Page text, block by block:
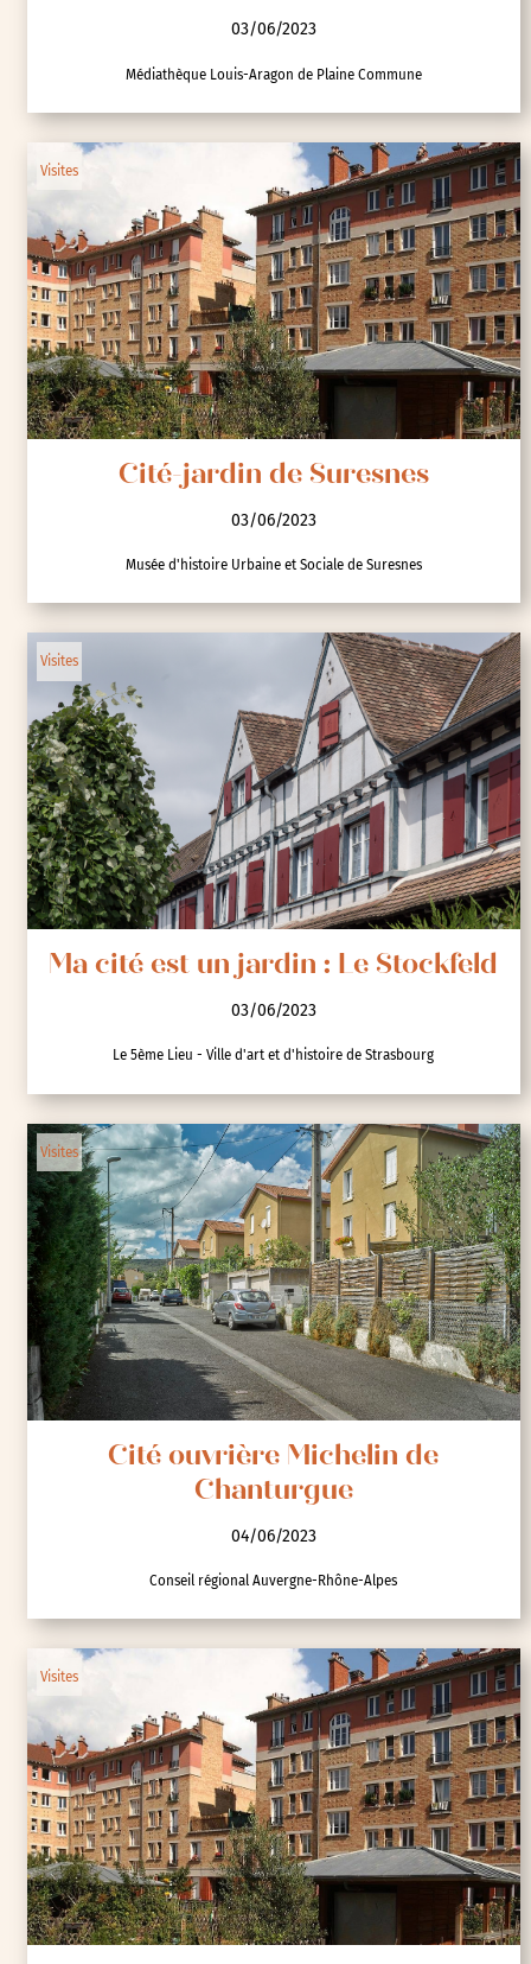
03/06/2023
Médiathèque Louis-Aragon de Plaine Commune
Visites
Cité-jardin de Suresnes
03/06/2023
Musée d'histoire Urbaine et Sociale de Suresnes
Visites
Ma cité est un jardin : Le Stockfeld
03/06/2023
Le 5ème Lieu - Ville d'art et d'histoire de Strasbourg
Visites
Cité ouvrière Michelin de
Chanturgue
04/06/2023
Conseil régional Auvergne-Rhône-Alpes
Visites